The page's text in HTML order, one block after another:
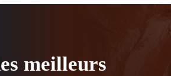
meilleurs